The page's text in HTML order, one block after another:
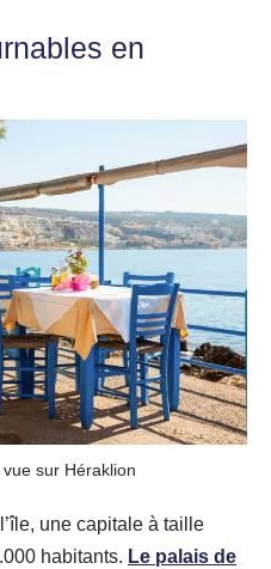
en
sur Héraklion
une capitale à taille
habitants. Le palais de